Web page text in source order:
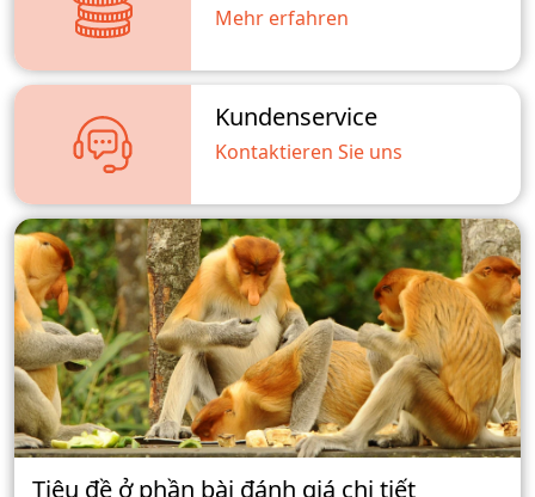
Mehr erfahren
Kundenservice
Kontaktieren Sie uns
Tiêu đề ở phần bài đánh giá chi tiết